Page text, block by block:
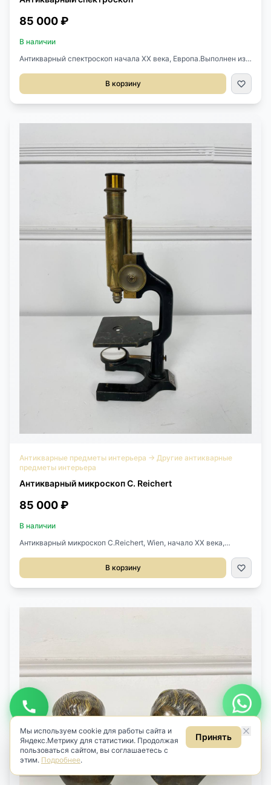
85 000 ₽
В наличии
Антикварный спектроскоп начала XX века, Европа.Выполнен из
В корзину
Антикварные предметы интерьера → Другие антикварные
предметы интерьера
Антикварный микроскоп C. Reichert
85 000 ₽
В наличии
Антикварный микроскоп C.Reichert, Wien, начало XX века,
10х13х38h см.
В корзину
Узнавайте первыми о новом антиквариате
Подписаться
в соответствии
Политикой.
Даюсогласие на получение рекламных и информационных
рассылок(ст. 18 ФЗ «О рекламе»).
Мы используем cookie для работы сайта и
Яндекс.Метрику для статистики. Продолжая
пользоваться сайтом, вы соглашаетесь с
этим. Подробнее.
Принять